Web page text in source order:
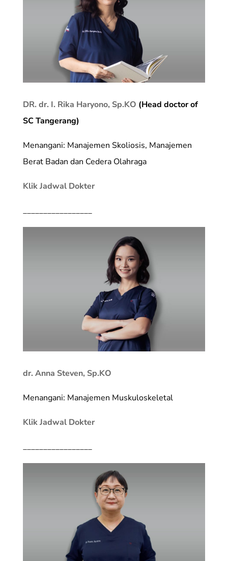
DR. dr. I. Rika Haryono, Sp.KO (Head doctor of
SC Tangerang)
Menangani: Manajemen Skoliosis, Manajemen
Berat Badan dan Cedera Olahraga
Klik Jadwal Dokter
_________________
dr. Anna Steven, Sp.KO
Menangani: Manajemen Muskuloskeletal
Klik Jadwal Dokter
_________________